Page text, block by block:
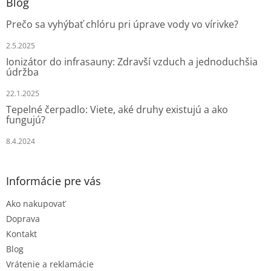
Prečo sa vyhýbať chlóru pri úprave vody vo vírivke?
2.5.2025
Ionizátor do infrasauny: Zdravší vzduch a jednoduchšia
údržba
22.1.2025
Tepelné čerpadlo: Viete, aké druhy existujú a ako
fungujú?
8.4.2024
Informácie pre vás
Ako nakupovať
Doprava
Kontakt
Blog
Vrátenie a reklamácie